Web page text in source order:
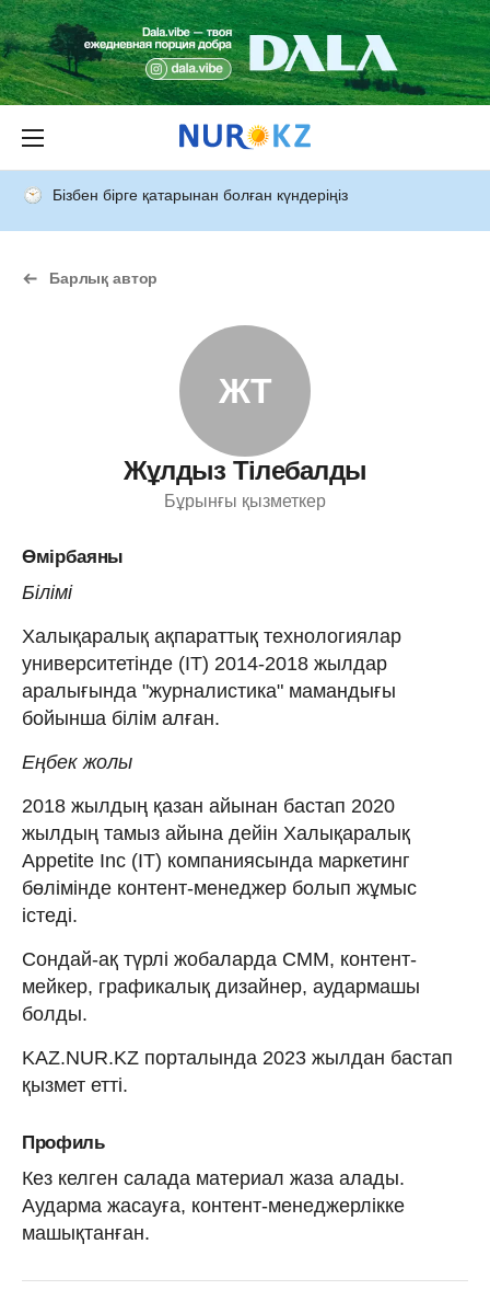
Бізбен бірге қатарынан болған күндеріңіз
Барлық автор
ЖТ
Жұлдыз Тілебалды
Бұрынғы қызметкер
Өмірбаяны
Білімі
Халықаралық ақпараттық технологиялар
университетінде (IT) 2014-2018 жылдар
аралығында "журналистика" мамандығы
бойынша білім алған.
Еңбек жолы
2018 жылдың қазан айынан бастап 2020
жылдың тамыз айына дейін Халықаралық
Appetite Inc (IT) компаниясында маркетинг
бөлімінде контент-менеджер болып жұмыс
істеді.
Сондай-ақ түрлі жобаларда СММ, контент-
мейкер, графикалық дизайнер, аудармашы
болды.
KAZ.NUR.KZ порталында 2023 жылдан бастап
қызмет етті.
Профиль
Кез келген салада материал жаза алады.
Аударма жасауға, контент-менеджерлікке
машықтанған.